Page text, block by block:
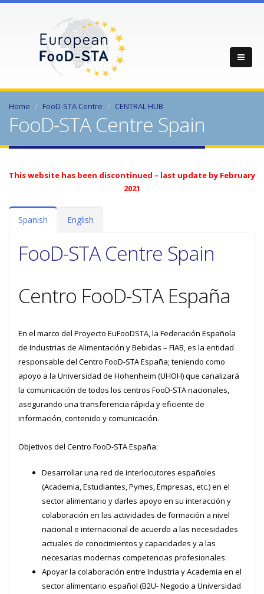
Home FooD-STA Centre CENTRAL HUB
FooD-STA Centre Spain
This website has been discontinued – last update by February
2021
Spanish English
FooD-STA Centre Spain
Centro FooD-STA España
En el marco del Proyecto EuFooDSTA, la Federación Española
de Industrias de Alimentación y Bebidas – FIAB, es la entidad
responsable del Centro FooD-STA España; teniendo como
apoyo a la Universidad de Hohenheim (UHOH) que canalizará
la comunicación de todos los centros FooD-STA nacionales,
asegurando una transferencia rápida y eficiente de
información, contenido y comunicación.
Objetivos del Centro FooD-STA España:
Desarrollar una red de interlocutores españoles
(Academia, Estudiantes, Pymes, Empresas, etc.) en el
sector alimentario y darles apoyo en su interacción y
colaboración en las actividades de formación a nivel
nacional e internacional de acuerdo a las necesidades
actuales de conocimientos y capacidades y a las
necesarias modernas competencias profesionales.
Apoyar la colaboración entre Industria y Academia en el
sector alimentario español (B2U- Negocio a Universidad